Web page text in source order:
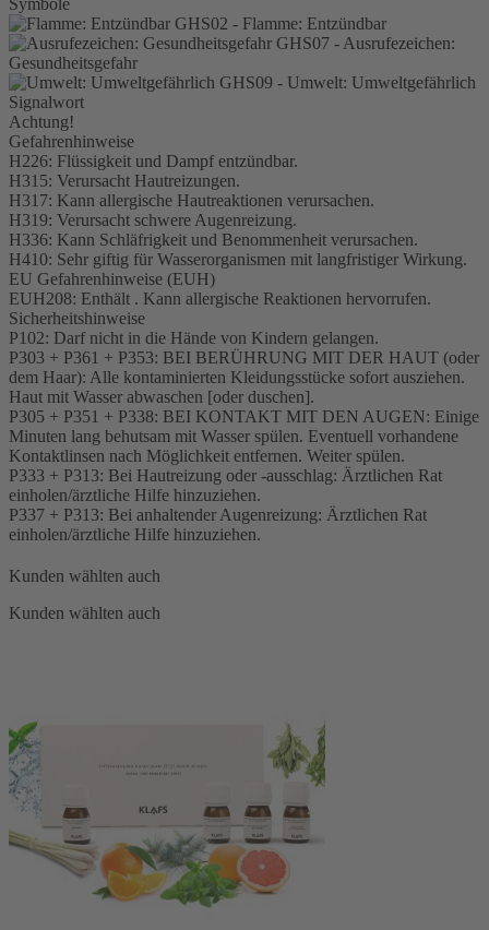
GHS02 - Flamme: Entzündbar
GHS07 - Ausrufezeichen:
Gesundheitsgefahr
GHS09 - Umwelt: Umweltgefährlich
Signalwort
Achtung!
Gefahrenhinweise
H226: Flüssigkeit und Dampf entzündbar.
H315: Verursacht Hautreizungen.
H317: Kann allergische Hautreaktionen verursachen.
H319: Verursacht schwere Augenreizung.
H336: Kann Schläfrigkeit und Benommenheit verursachen.
H410: Sehr giftig für Wasserorganismen mit langfristiger Wirkung.
EU Gefahrenhinweise (EUH)
EUH208: Enthält . Kann allergische Reaktionen hervorrufen.
Sicherheitshinweise
P102: Darf nicht in die Hände von Kindern gelangen.
P303 + P361 + P353: BEI BERÜHRUNG MIT DER HAUT (oder
dem Haar): Alle kontaminierten Kleidungsstücke sofort ausziehen.
Haut mit Wasser abwaschen [oder duschen].
P305 + P351 + P338: BEI KONTAKT MIT DEN AUGEN: Einige
Minuten lang behutsam mit Wasser spülen. Eventuell vorhandene
Kontaktlinsen nach Möglichkeit entfernen. Weiter spülen.
P333 + P313: Bei Hautreizung oder -ausschlag: Ärztlichen Rat
einholen/ärztliche Hilfe hinzuziehen.
P337 + P313: Bei anhaltender Augenreizung: Ärztlichen Rat
einholen/ärztliche Hilfe hinzuziehen.
Kunden wählten auch
Kunden wählten auch